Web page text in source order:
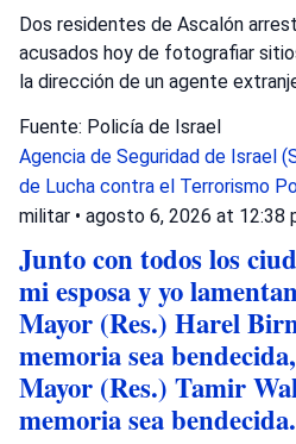
Dos residentes de Ascalón
acusados hoy de fotografiar
la dirección de un agente
Fuente: Policía de Israel
Agencia de Seguridad de Israel
de Lucha contra el Terrorismo
militar • agosto 6, 2026 at 12:38
Junto con todos los
mi esposa y yo
Mayor (Res.) Harel
memoria sea
Mayor (Res.) Tamir
memoria sea bendecida.